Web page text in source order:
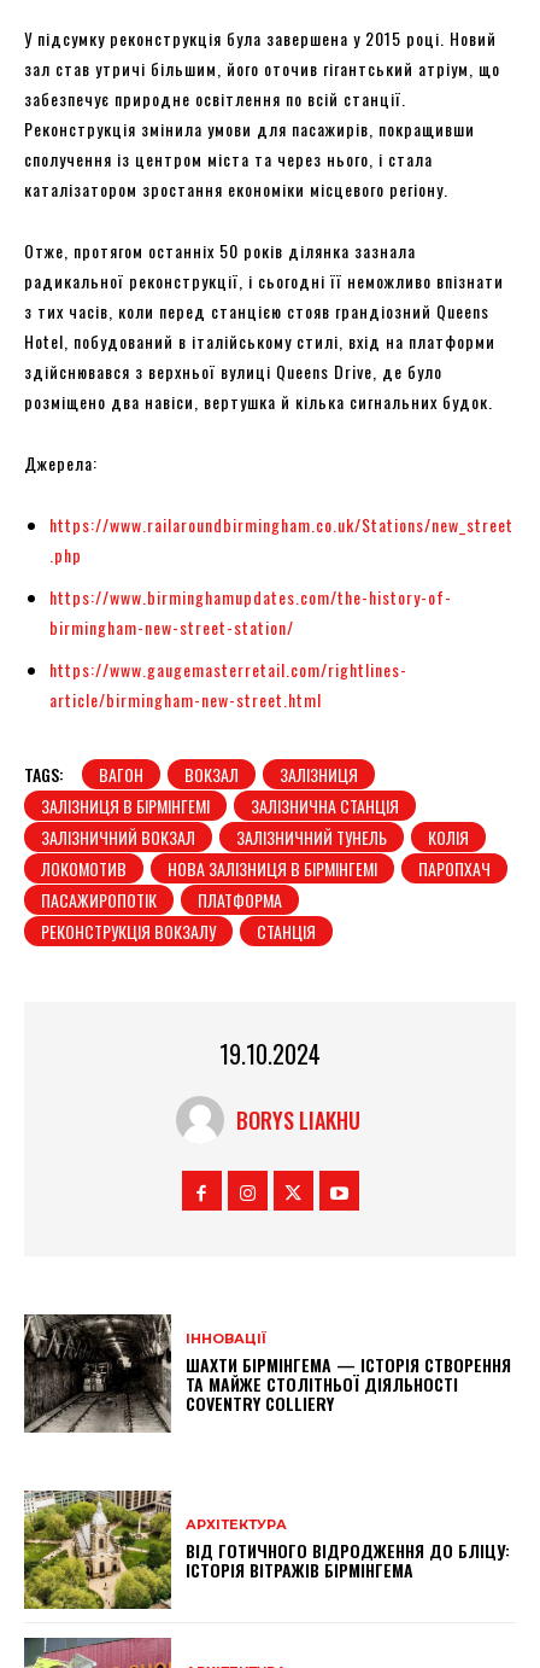
У підсумку реконструкція була завершена у 2015 році. Новий
зал став утричі більшим, його оточив гігантський атріум, що
забезпечує природне освітлення по всій станції.
Реконструкція змінила умови для пасажирів, покращивши
сполучення із центром міста та через нього, і стала
каталізатором зростання економіки місцевого регіону.
Отже, протягом останніх 50 років ділянка зазнала
радикальної реконструкції, і сьогодні її неможливо впізнати
з тих часів, коли перед станцією стояв грандіозний Queens
Hotel, побудований в італійському стилі, вхід на платформи
здійснювався з верхньої вулиці Queens Drive, де було
розміщено два навіси, вертушка й кілька сигнальних будок.
Джерела:
https://www.railaroundbirmingham.co.uk/Stations/new_street
.php
https://www.birminghamupdates.com/the-history-of-
birmingham-new-street-station/
https://www.gaugemasterretail.com/rightlines-
article/birmingham-new-street.html
TAGS: ВАГОН ВОКЗАЛ
ЗАЛІЗНИЦЯ
ЗАЛІЗНИЦЯ В БІРМІНГЕМІ
ЗАЛІЗНИЧНА СТАНЦІЯ
ЗАЛІЗНИЧНИЙ ВОКЗАЛ
ЗАЛІЗНИЧНИЙ ТУНЕЛЬ
КОЛІЯ
ЛОКОМОТИВ
НОВА ЗАЛІЗНИЦЯ В БІРМІНГЕМІ
ПАРОПХАЧ
ПАСАЖИРОПОТІК
ПЛАТФОРМА
РЕКОНСТРУКЦІЯ ВОКЗАЛУ
СТАНЦІЯ
19.10.2024
BORYS LIAKHU
ІННОВАЦІЇ
ШАХТИ БІРМІНГЕМА — ІСТОРІЯ СТВОРЕННЯ
ТА МАЙЖЕ СТОЛІТНЬОЇ ДІЯЛЬНОСТІ
COVENTRY COLLIERY
АРХІТЕКТУРА
ВІД ГОТИЧНОГО ВІДРОДЖЕННЯ ДО БЛІЦУ:
ІСТОРІЯ ВІТРАЖІВ БІРМІНГЕМА